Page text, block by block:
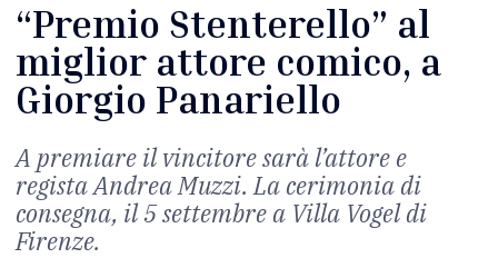
“Premio Stenterello” al
miglior attore comico, a
Giorgio Panariello
A premiare il vincitore sarà l’attore e
regista Andrea Muzzi. La cerimonia di
consegna, il 5 settembre a Villa Vogel di
Firenze.